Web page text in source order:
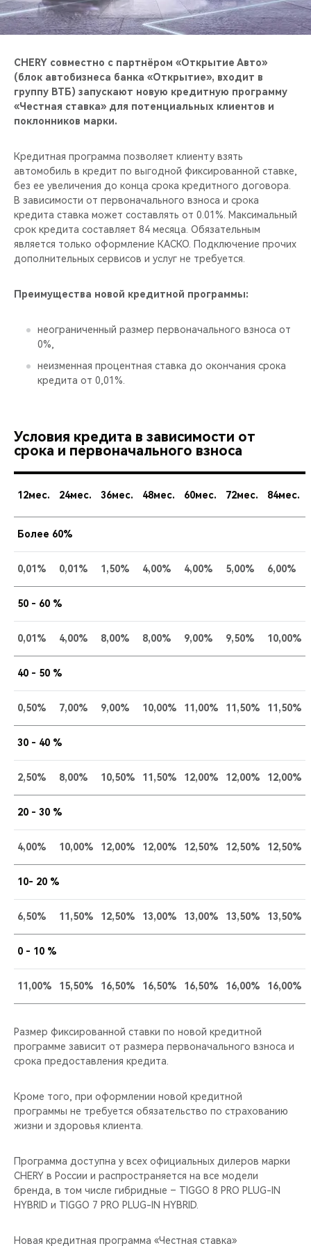
CHERY И СПОРТ
НАШИ МЕРОПРИЯТИЯ
ВИДЕООБЗОРЫ
CHERY совместно c партнёром «Открытие Авто»
(блок автобизнеса банка «Открытие», входит в
группу ВТБ) запускают новую кредитную программу
«Честная ставка» для потенциальных клиентов и
поклонников марки.
Кредитная программа позволяет клиенту взять
автомобиль в кредит по выгодной фиксированной ставке,
без ее увеличения до конца срока кредитного договора.
В зависимости от первоначального взноса и срока
кредита ставка может составлять от 0.01%. Максимальный
срок кредита составляет 84 месяца. Обязательным
является только оформление КАСКО. Подключение прочих
дополнительных сервисов и услуг не требуется.
Преимущества новой кредитной программы:
неограниченный размер первоначального взноса от
0%,
неизменная процентная ставка до окончания срока
кредита от 0,01%.
Условия кредита в зависимости от
срока и первоначального взноса
12мес. 24мес. 36мес. 48мес. 60мес. 72мес. 84мес.
Более 60%
0,01% 0,01% 1,50% 4,00% 4,00% 5,00% 6,00%
50 - 60 %
0,01% 4,00% 8,00% 8,00% 9,00% 9,50% 10,00%
40 - 50 %
0,50% 7,00% 9,00% 10,00% 11,00% 11,50% 11,50%
30 - 40 %
2,50% 8,00% 10,50% 11,50% 12,00% 12,00% 12,00%
20 - 30 %
4,00% 10,00% 12,00% 12,00% 12,50% 12,50% 12,50%
10- 20 %
6,50% 11,50% 12,50% 13,00% 13,00% 13,50% 13,50%
0 - 10 %
11,00% 15,50% 16,50% 16,50% 16,50% 16,00% 16,00%
Размер фиксированной ставки по новой кредитной
программе зависит от размера первоначального взноса и
срока предоставления кредита.
Кроме того, при оформлении новой кредитной
программы не требуется обязательство по страхованию
жизни и здоровья клиента.
Программа доступна у всех официальных дилеров марки
CHERY в России и распространяется на все модели
бренда, в том числе гибридные – TIGGO 8 PRO PLUG-IN
HYBRID и TIGGO 7 PRO PLUG-IN HYBRID.
Новая кредитная программа «Честная ставка»